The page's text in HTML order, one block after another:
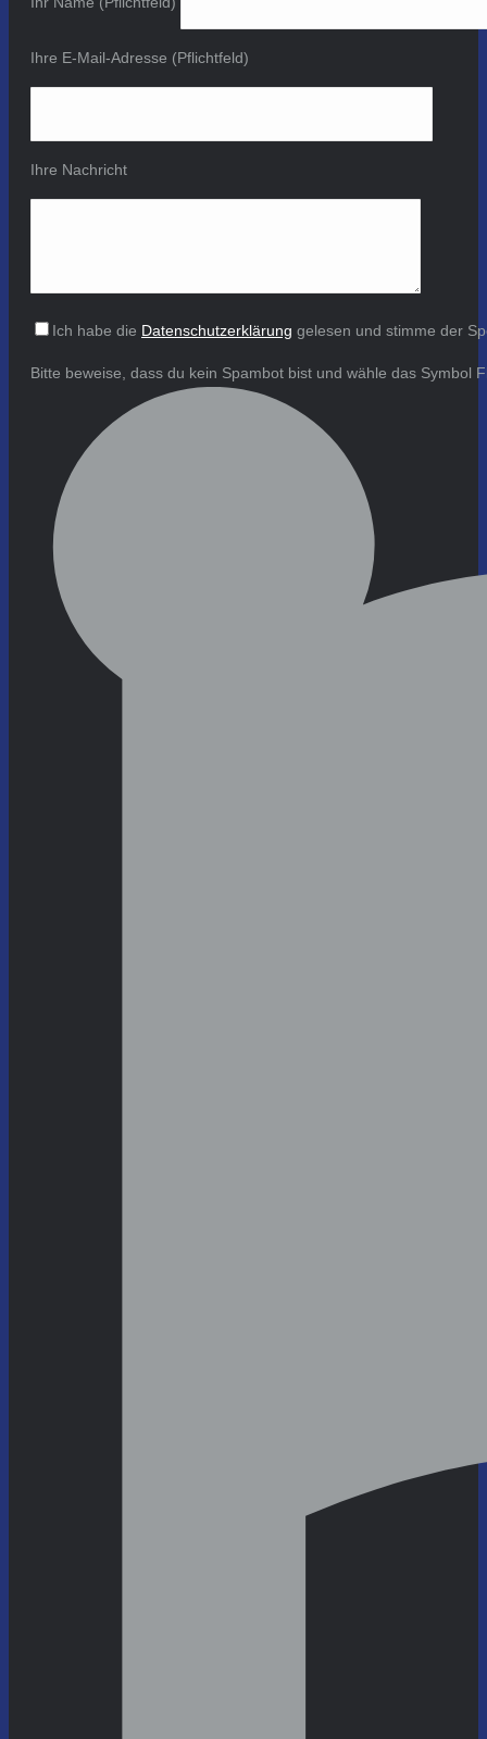
Ihre E-Mail-Adresse (Pflichtfeld)
Ihre Nachricht
Ich habe die Datenschutzerklärung gelesen und stimme der
Bitte beweise, dass du kein Spambot bist und wähle das Symbol